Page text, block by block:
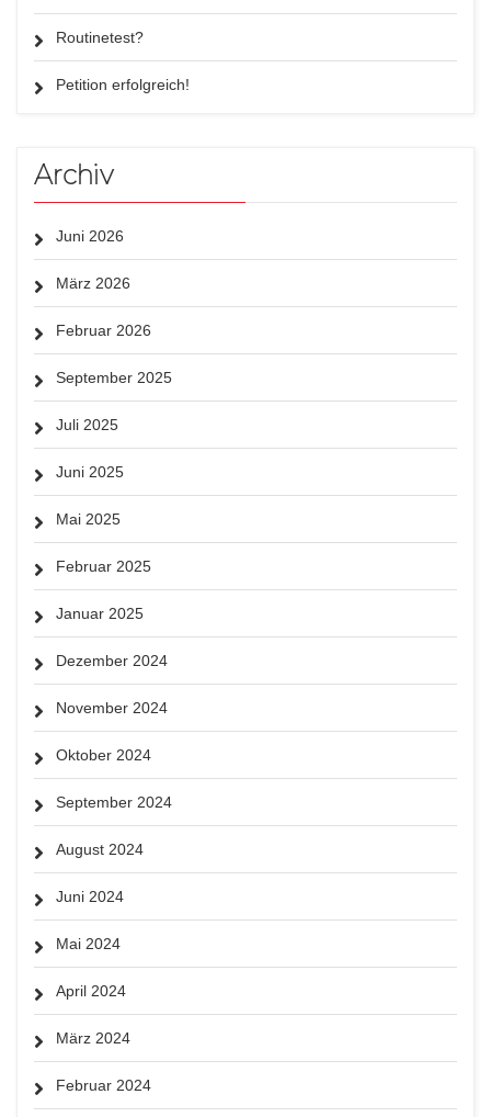
Routinetest?
Petition erfolgreich!
Archiv
Juni 2026
März 2026
Februar 2026
September 2025
Juli 2025
Juni 2025
Mai 2025
Februar 2025
Januar 2025
Dezember 2024
November 2024
Oktober 2024
September 2024
August 2024
Juni 2024
Mai 2024
April 2024
März 2024
Februar 2024